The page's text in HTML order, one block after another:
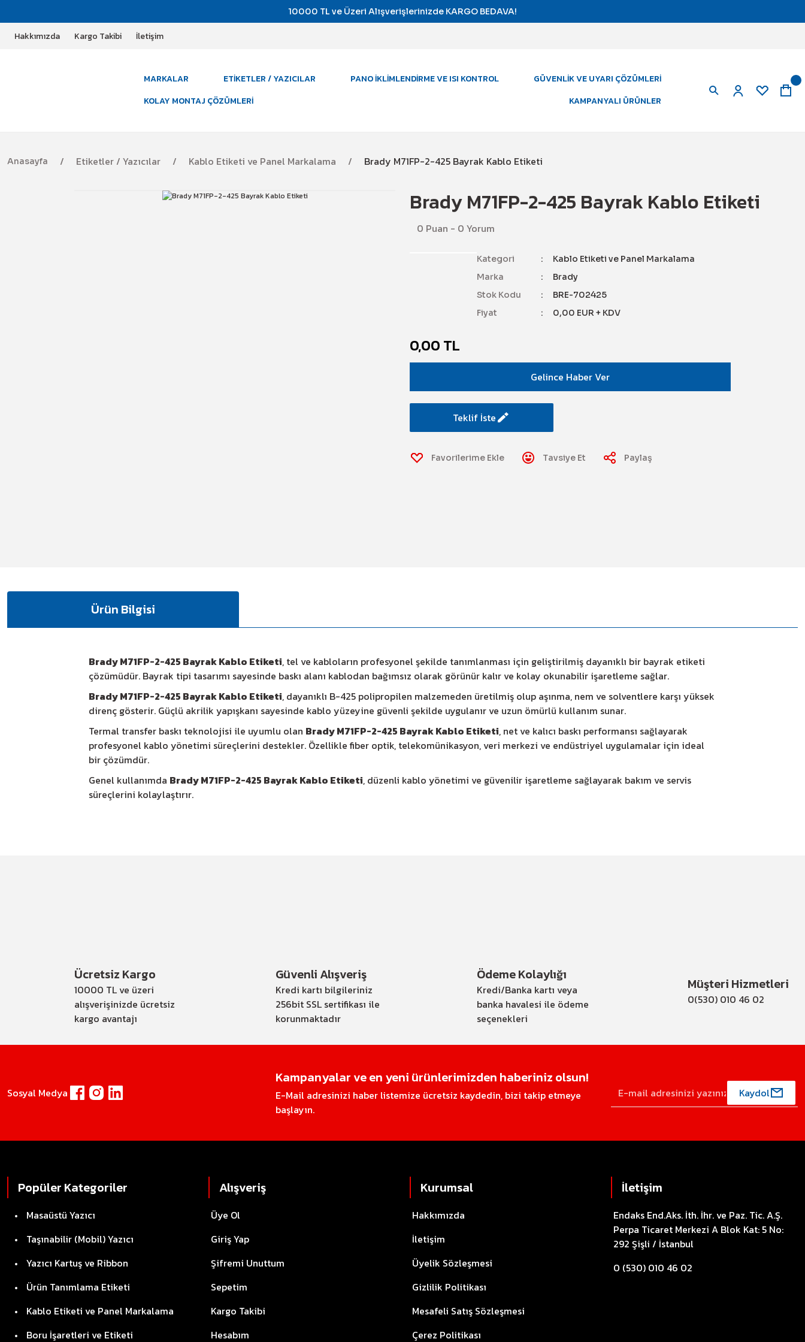
10000 TL ve Üzeri Alışverişlerinizde KARGO BEDAVA!
Hakkımızda Kargo Takibi İletişim
MARKALAR ETIKETLER / YAZICILAR PANO İKLIMLENDIRME VE ISI KONTROL
GÜVENLIK VE UYARI ÇÖZÜMLERI
KOLAY MONTAJ ÇÖZÜMLERI
KAMPANYALI ÜRÜNLER
Anasayfa Etiketler / Yazıcılar Kablo Etiketi ve Panel Markalama Brady M71FP-2-425 Bayrak Kablo Etiketi
Brady M71FP-2-425 Bayrak Kablo Etiketi
0 Puan - 0 Yorum
Kategori
Kablo Etiketi ve Panel Markalama
Marka
Brady
Stok Kodu
BRE-702425
Fiyat
0,00 EUR + KDV
0,00 TL
Gelince Haber Ver
Teklif İste
Tavsiye Et Paylaş
Ürün Bilgisi
Brady M71FP-2-425 Bayrak Kablo Etiketi, tel ve kabloların profesyonel şekilde tanımlanması için geliştirilmiş dayanıklı bir bayrak etiketi
çözümüdür. Bayrak tipi tasarımı sayesinde baskı alanı kablodan bağımsız olarak görünür kalır ve kolay okunabilir işaretleme sağlar.
Brady M71FP-2-425 Bayrak Kablo Etiketi, dayanıklı B-425 polipropilen malzemeden üretilmiş olup aşınma, nem ve solventlere karşı yüksek
direnç gösterir. Güçlü akrilik yapışkanı sayesinde kablo yüzeyine güvenli şekilde uygulanır ve uzun ömürlü kullanım sunar.
Termal transfer baskı teknolojisi ile uyumlu olan Brady M71FP-2-425 Bayrak Kablo Etiketi, net ve kalıcı baskı performansı sağlayarak
profesyonel kablo yönetimi süreçlerini destekler. Özellikle fiber optik, telekomünikasyon, veri merkezi ve endüstriyel uygulamalar için ideal
bir çözümdür.
Genel kullanımda Brady M71FP-2-425 Bayrak Kablo Etiketi, düzenli kablo yönetimi ve güvenilir işaretleme sağlayarak bakım ve servis
süreçlerini kolaylaştırır.
Ücretsiz Kargo
10000 TL ve üzeri
alışverişinizde ücretsiz
kargo avantajı
Güvenli Alışveriş
Kredi kartı bilgileriniz
256bit SSL sertifikası ile
korunmaktadır
Ödeme Kolaylığı
Kredi/Banka kartı veya
banka havalesi ile ödeme
seçenekleri
Müşteri Hizmetleri
0(530) 010 46 02
Sosyal Medya
Kampanyalar ve en yeni ürünlerimizden haberiniz olsun!
E-Mail adresinizi haber listemize ücretsiz kaydedin, bizi takip etmeye
başlayın.
Kaydol
Popüler Kategoriler
Masaüstü Yazıcı
Taşınabilir (Mobil) Yazıcı
Yazıcı Kartuş ve Ribbon
Ürün Tanımlama Etiketi
Kablo Etiketi ve Panel Markalama
Boru İşaretleri ve Etiketi
Alışveriş
Üye Ol
Giriş Yap
Şifremi Unuttum
Sepetim
Kargo Takibi
Hesabım
Kurumsal
Hakkımızda
İletişim
Üyelik Sözleşmesi
Gizlilik Politikası
Mesafeli Satış Sözleşmesi
Çerez Politikası
İletişim
Endaks End.Aks. İth. İhr. ve Paz. Tic. A.Ş.
Perpa Ticaret Merkezi A Blok Kat: 5 No:
292 Şişli / İstanbul
0 (530) 010 46 02